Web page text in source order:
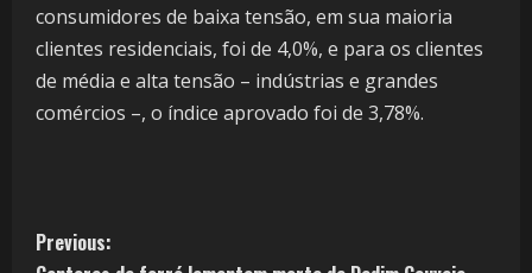
consumidores de baixa tensão, em sua maioria
clientes residenciais, foi de 4,0%, e para os clientes
de média e alta tensão – indústrias e grandes
comércios –, o índice aprovado foi de 3,78%.
Previous: